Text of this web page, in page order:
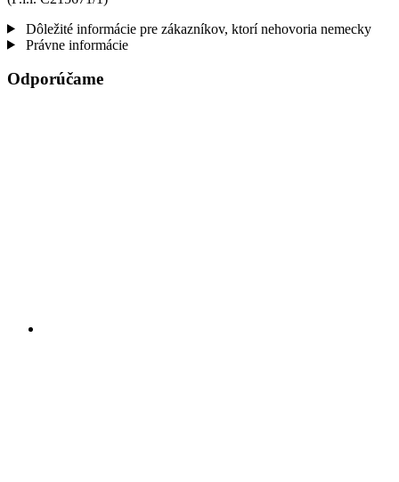
Dôležité informácie pre zákazníkov, ktorí nehovoria nemecky
Právne informácie
Odporúčame